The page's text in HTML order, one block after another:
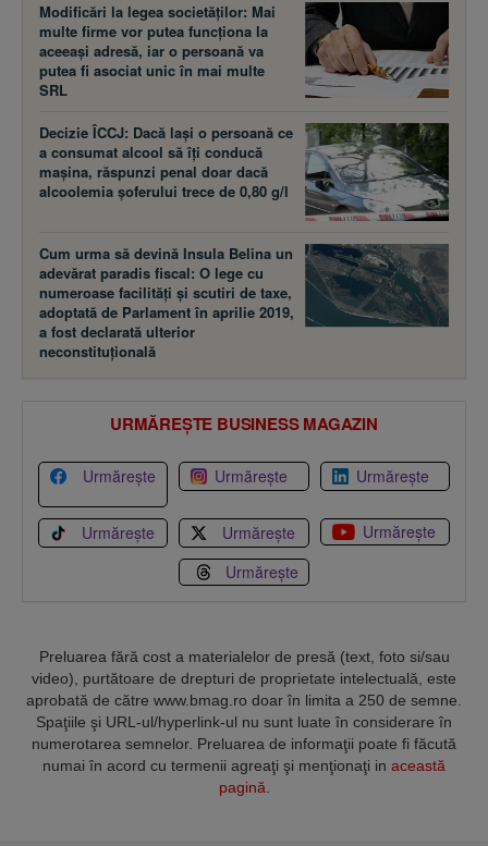
Modificări la legea societăţilor: Mai
multe firme vor putea funcţiona la
aceeaşi adresă, iar o persoană va
putea fi asociat unic în mai multe
SRL
Decizie ÎCCJ: Dacă laşi o persoană ce
a consumat alcool să îţi conducă
maşina, răspunzi penal doar dacă
alcoolemia şoferului trece de 0,80 g/l
Cum urma să devină Insula Belina un
adevărat paradis fiscal: O lege cu
numeroase facilităţi şi scutiri de taxe,
adoptată de Parlament în aprilie 2019,
a fost declarată ulterior
neconstituţională
URMĂREȘTE BUSINESS MAGAZIN
Urmărește Urmărește Urmărește
Urmărește Urmărește
Urmărește
Urmărește
Preluarea fără cost a materialelor de presă (text, foto si/sau
video), purtătoare de drepturi de proprietate intelectuală, este
aprobată de către www.bmag.ro doar în limita a 250 de semne.
Spaţiile şi URL-ul/hyperlink-ul nu sunt luate în considerare în
numerotarea semnelor. Preluarea de informaţii poate fi făcută
numai în acord cu termenii agreaţi şi menţionaţi in această
pagină